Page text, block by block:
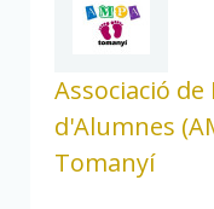
Associació
d'Alumnes
Tomanyí